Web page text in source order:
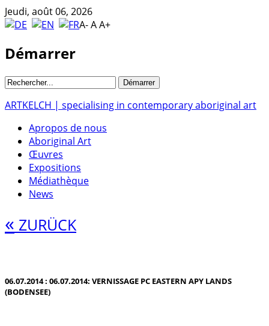
Jeudi, août 06, 2026
A-AA+
Démarrer
ARTKELCH | specialising in contemporary aboriginal art
Apropos de nous
Aboriginal Art
Œuvres
Expositions
Médiathèque
News
« ZURÜCK
06.07.2014 : 06.07.2014: VERNISSAGE PC EASTERN APY LANDS
(BODENSEE)